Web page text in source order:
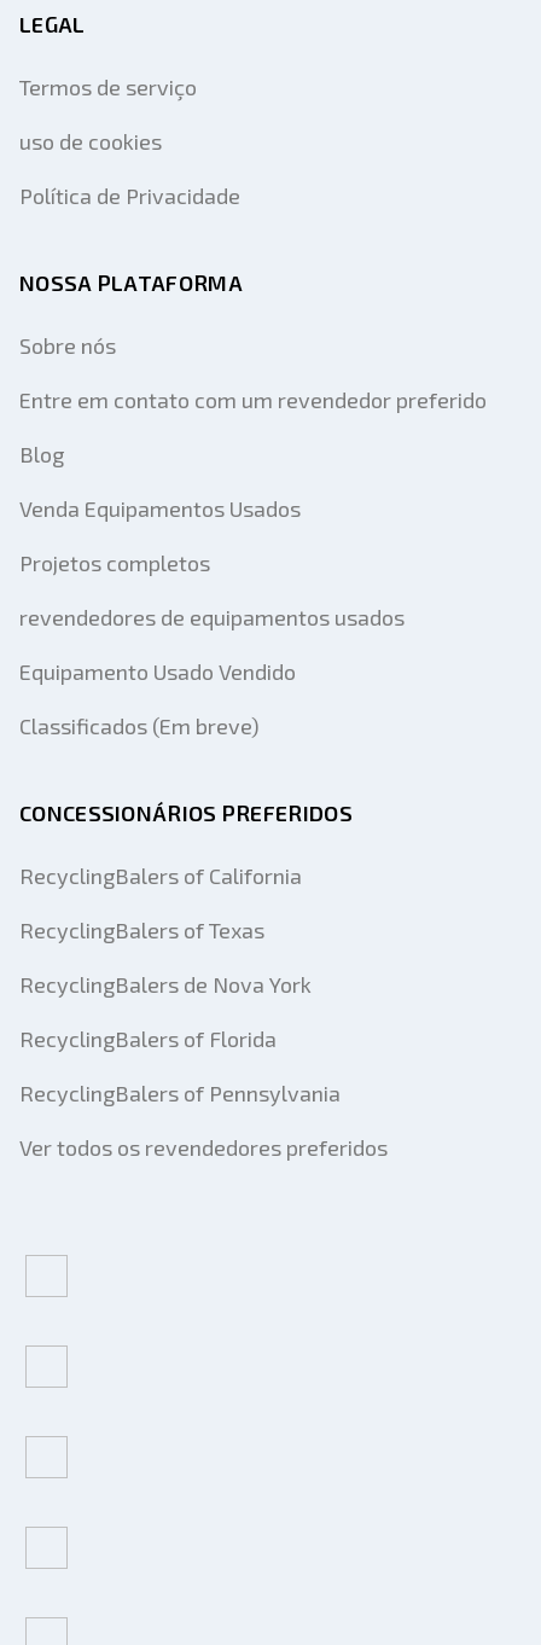
LEGAL
Termos de serviço
uso de cookies
Política de Privacidade
NOSSA PLATAFORMA
Sobre nós
Entre em contato com um revendedor preferido
Blog
Venda Equipamentos Usados
Projetos completos
revendedores de equipamentos usados
Equipamento Usado Vendido
Classificados (Em breve)
CONCESSIONÁRIOS PREFERIDOS
RecyclingBalers of California
RecyclingBalers of Texas
RecyclingBalers de Nova York
RecyclingBalers of Florida
RecyclingBalers of Pennsylvania
Ver todos os revendedores preferidos